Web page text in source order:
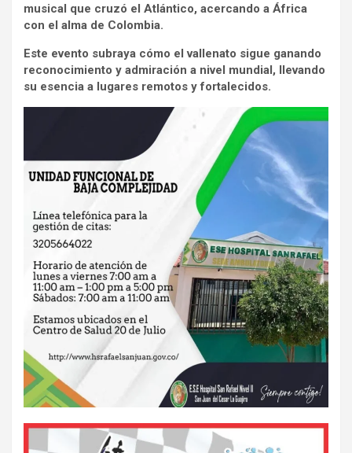
musical que cruzó el Atlántico, acercando a África
con el alma de Colombia.
Este evento subraya cómo el vallenato sigue ganando
reconocimiento y admiración a nivel mundial, llevando
su esencia a lugares remotos y fortalecidos.